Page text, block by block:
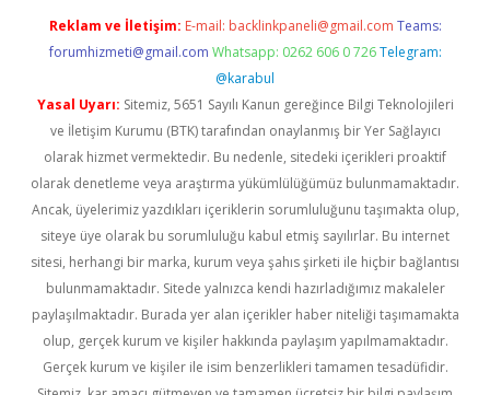
Reklam ve İletişim: E-mail: backlinkpaneli@gmail.com Teams:
forumhizmeti@gmail.com Whatsapp: 0262 606 0 726 Telegram:
@karabul
Yasal Uyarı: Sitemiz, 5651 Sayılı Kanun gereğince Bilgi Teknolojileri
ve İletişim Kurumu (BTK) tarafından onaylanmış bir Yer Sağlayıcı
olarak hizmet vermektedir. Bu nedenle, sitedeki içerikleri proaktif
olarak denetleme veya araştırma yükümlülüğümüz bulunmamaktadır.
Ancak, üyelerimiz yazdıkları içeriklerin sorumluluğunu taşımakta olup,
siteye üye olarak bu sorumluluğu kabul etmiş sayılırlar. Bu internet
sitesi, herhangi bir marka, kurum veya şahıs şirketi ile hiçbir bağlantısı
bulunmamaktadır. Sitede yalnızca kendi hazırladığımız makaleler
paylaşılmaktadır. Burada yer alan içerikler haber niteliği taşımamakta
olup, gerçek kurum ve kişiler hakkında paylaşım yapılmamaktadır.
Gerçek kurum ve kişiler ile isim benzerlikleri tamamen tesadüfidir.